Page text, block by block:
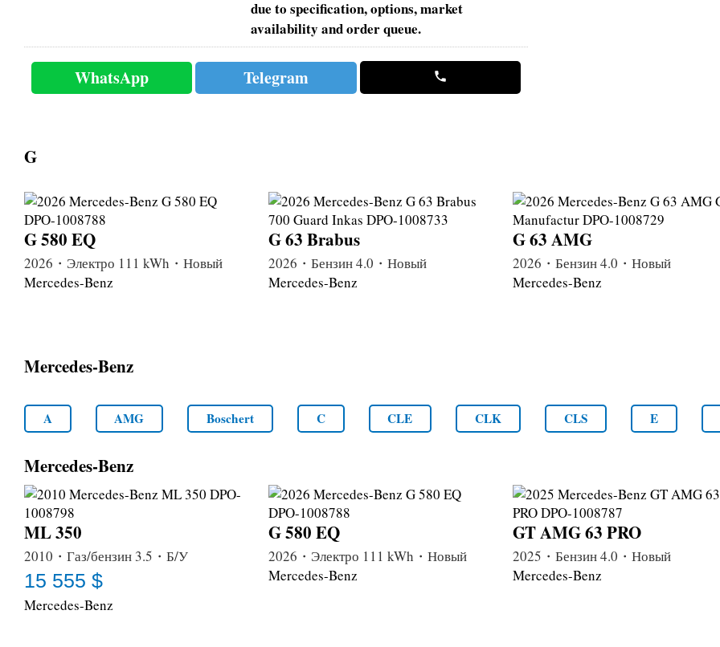
due to specification, options, market
availability and order queue.
WhatsApp Telegram
G
G 580 EQ
2026・Электро 111 kWh・Новый
Mercedes-Benz
G 63 Brabus
2026・Бензин 4.0・Новый
Mercedes-Benz
G 63 AMG
2026・Бензин 4.0・Новый
Mercedes-Benz
Mercedes-Benz
A AMG Boschert C CLE CLK CLS E
Mercedes-Benz
ML 350
2010・Газ/бензин 3.5・Б/У
15 555 $
Mercedes-Benz
G 580 EQ
2026・Электро 111 kWh・Новый
Mercedes-Benz
GT AMG 63 PRO
2025・Бензин 4.0・Новый
Mercedes-Benz